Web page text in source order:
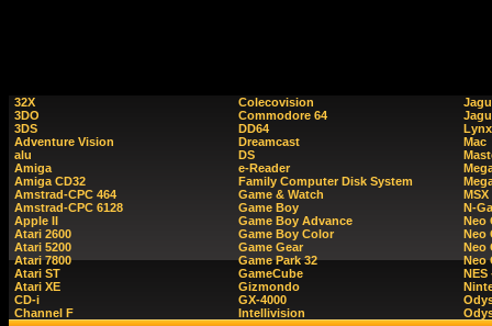
32X
3DO
3DS
Adventure Vision
alu
Amiga
Amiga CD32
Amstrad-CPC 464
Amstrad-CPC 6128
Apple II
Atari 2600
Atari 5200
Atari 7800
Atari ST
Atari XE
CD-i
Channel F
Colecovision
Commodore 64
DD64
Dreamcast
DS
e-Reader
Family Computer Disk System
Game & Watch
Game Boy
Game Boy Advance
Game Boy Color
Game Gear
Game Park 32
GameCube
Gizmondo
GX-4000
Intellivision
Lynx
Mac
MSX
N-
Neo
Neo
Neo
Neo
NES